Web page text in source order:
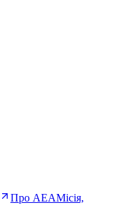
Про AEAМісія,